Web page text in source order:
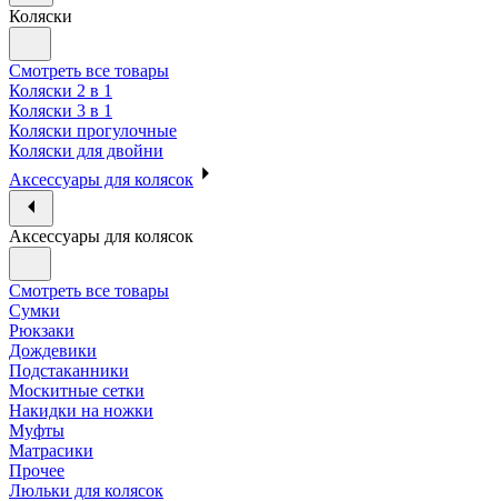
Коляски
Смотреть все товары
Коляски 2 в 1
Коляски 3 в 1
Коляски прогулочные
Коляски для двойни
Аксессуары для колясок
Аксессуары для колясок
Смотреть все товары
Сумки
Рюкзаки
Дождевики
Подстаканники
Москитные сетки
Накидки на ножки
Муфты
Матрасики
Прочее
Люльки для колясок